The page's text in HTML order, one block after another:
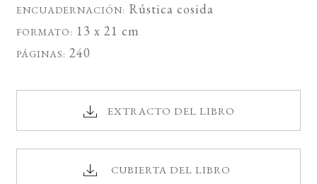
ENCUADERNACIÓN: Rústica cosida
FORMATO: 13 x 21 cm
PÁGINAS: 240
EXTRACTO DEL LIBRO
CUBIERTA DEL LIBRO